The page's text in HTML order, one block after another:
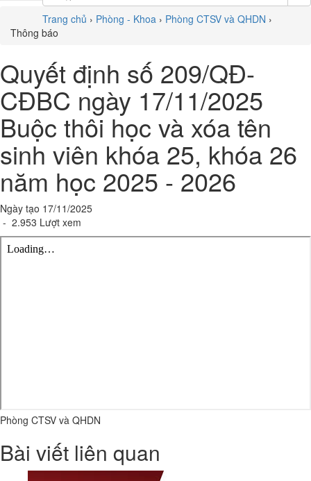
Trang chủ › Phòng - Khoa › Phòng CTSV và QHDN ›
Thông báo
Quyết định số 209/QĐ-
CĐBC ngày 17/11/2025
Buộc thôi học và xóa tên
sinh viên khóa 25, khóa 26
năm học 2025 - 2026
Ngày tạo 17/11/2025
- 2.953 Lượt xem
Phòng CTSV và QHDN
Bài viết liên quan